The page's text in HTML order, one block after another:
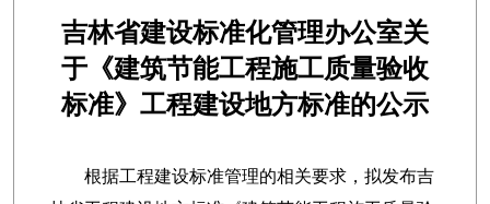
吉林省建设标准化管理办公室关
于《建筑节能工程施工质量验收
标准》工程建设地方标准的公示
根据工程建设标准管理的相关要求，拟发布吉